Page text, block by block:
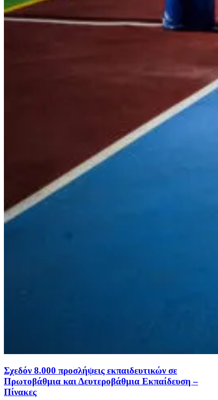
Σχεδόν 8.000 προσλήψεις εκπαιδευτικών σε
Πρωτοβάθμια και Δευτεροβάθμια Εκπαίδευση –
Πίνακες